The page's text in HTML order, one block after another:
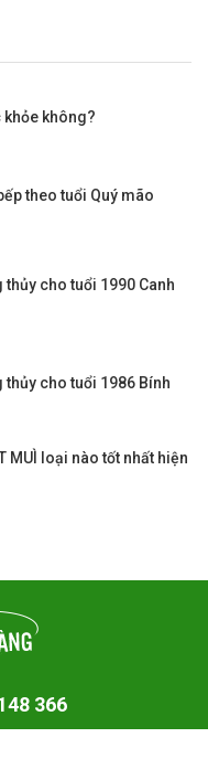
không?
theo tuổi Quý mão
cho tuổi 1990 Canh
thủy cho tuổi 1986 Bính
MUÌ loại nào tốt nhất hiện
366